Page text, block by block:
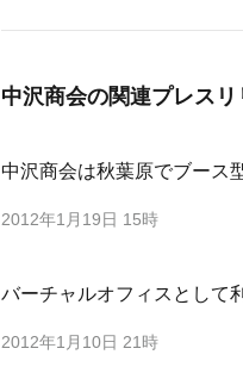
中沢商会の関連プレスリ
中沢商会は秋葉原でブース
2012年1月19日 15時
バーチャルオフィスとして
2012年1月10日 21時